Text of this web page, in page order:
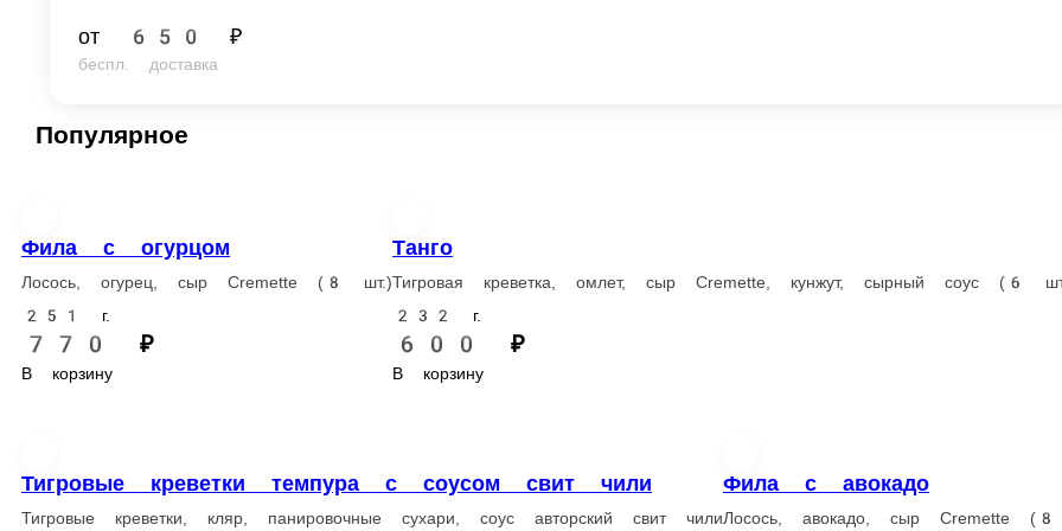
от 650 ₽
беспл. доставка
Популярное
Фила с огурцом
Лосось, огурец, сыр Cremette (8 шт.)
251 г.
770 ₽
В корзину
Тигровая креветка, омлет, сыр Cremette, кунжут, сырный соус (6 шт.)Тигровые креветки, кляр,
Фила с авокадо
Лосось, авокадо, сыр Cremette (8 шт.)
Норд Стар
Жареный угорь, сыр Cremette, авокадо, темпурная крошка, икра масаго, спайси соус, унаги соус,